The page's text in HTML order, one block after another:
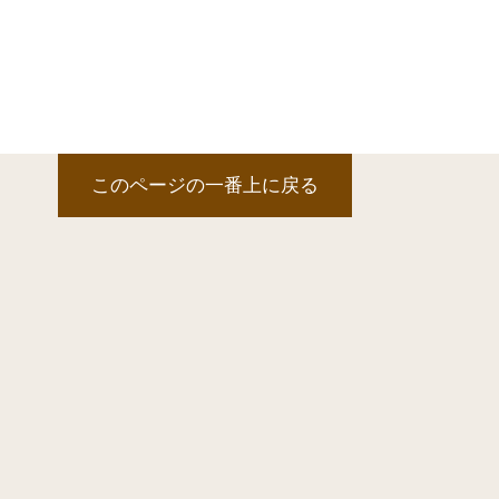
このページの一番上に戻る